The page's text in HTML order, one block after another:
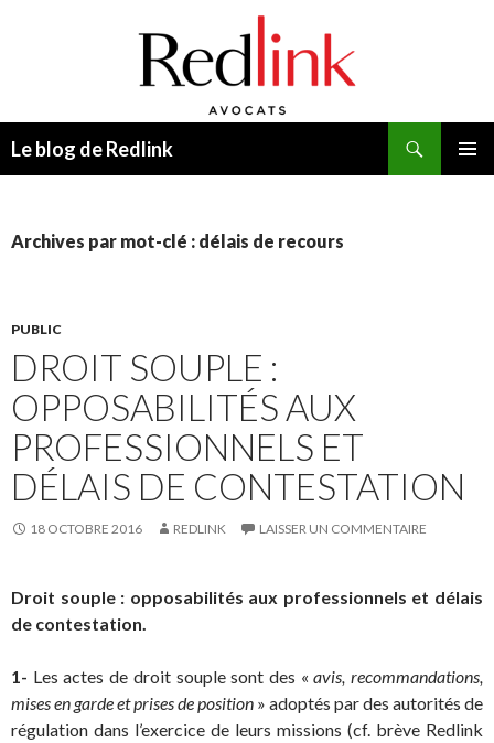
Le blog de Redlink
Archives par mot-clé : délais de recours
PUBLIC
DROIT SOUPLE :
OPPOSABILITÉS AUX
PROFESSIONNELS ET
DÉLAIS DE CONTESTATION
18 OCTOBRE 2016 REDLINK LAISSER UN COMMENTAIRE
Droit souple : opposabilités aux professionnels et délais
de contestation.
1- Les actes de droit souple sont des «avis, recommandations,
mises en garde et prises de position » adoptés par des autorités de
régulation dans l’exercice de leurs missions (cf. brève Redlink